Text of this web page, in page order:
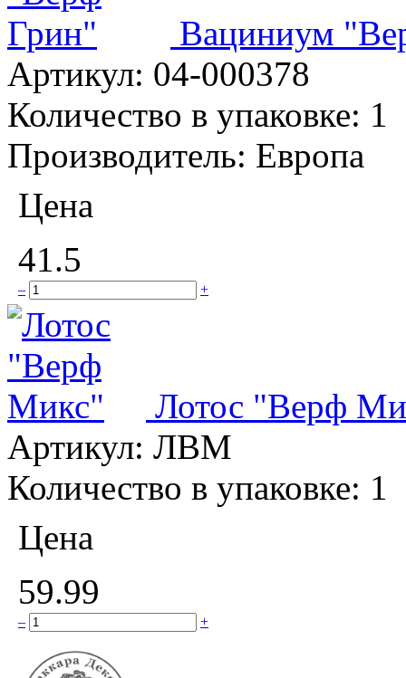
Вациниум
Артикул: 04-000378
Количество в упаковке: 1
Производитель: Европа
Цена
41.5
– +
Лотос "Верф
Артикул: ЛВМ
Количество в упаковке: 1
Цена
59.99
– +